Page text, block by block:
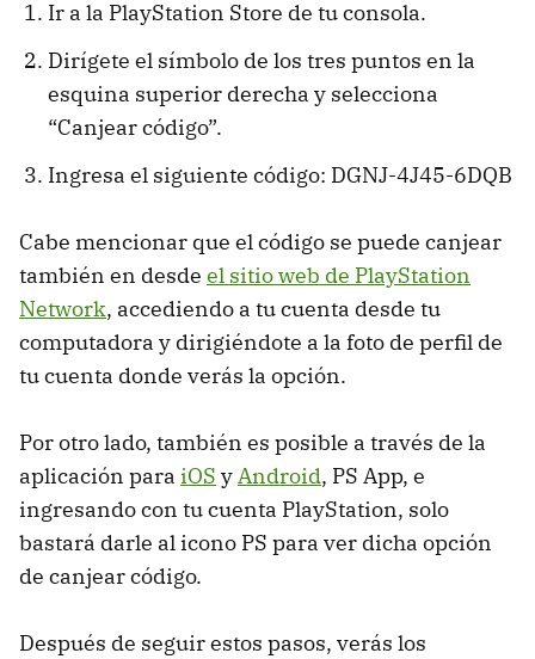
Ir a la PlayStation Store de tu consola.
Dirígete el símbolo de los tres puntos en la
esquina superior derecha y selecciona
“Canjear código”.
Ingresa el siguiente código: DGNJ-4J45-6DQB
Cabe mencionar que el código se puede canjear
también en desde el sitio web de PlayStation
Network, accediendo a tu cuenta desde tu
computadora y dirigiéndote a la foto de perfil de
tu cuenta donde verás la opción.
Por otro lado, también es posible a través de la
aplicación para iOS yAndroid, PS App, e
ingresando con tu cuenta PlayStation, solo
bastará darle al icono PS para ver dicha opción
de canjear código.
Después de seguir estos pasos, verás los